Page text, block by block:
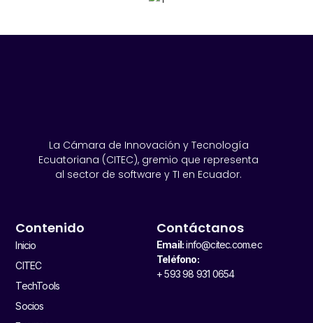
La Cámara de Innovación y Tecnología
Ecuatoriana (CITEC), gremio que representa
al sector de software y TI en Ecuador.
Contenido
Inicio
CITEC
TechTools
Socios
Contáctanos
Email:info@citec.com.ec
Teléfono:
+ 593 98 931 0654